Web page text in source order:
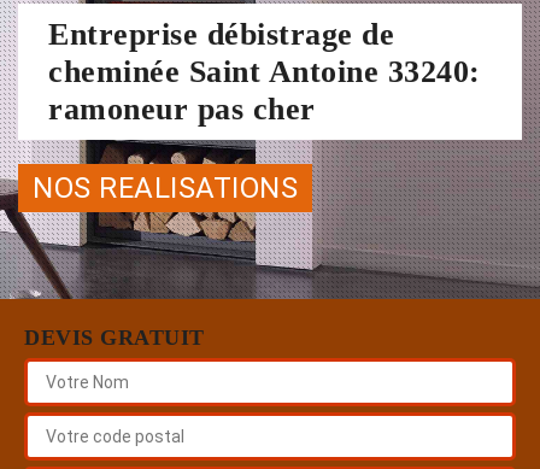
Entreprise débistrage de
cheminée Saint Antoine 33240:
ramoneur pas cher
NOS REALISATIONS
DEVIS GRATUIT